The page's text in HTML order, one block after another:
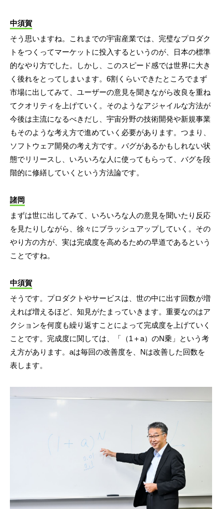
中須賀
そう思いますね。これまでの宇宙産業では、完璧なプロダク
トをつくってマーケットに投入するというのが、日本の標準
的なやり方でした。しかし、このスピード感では世界に大き
く後れをとってしまいます。6割くらいできたところでまず
市場に出してみて、ユーザーの意見を聞きながら改良を重ね
てクオリティを上げていく。そのようなアジャイルな方法が
今後は主流になるべきだし、宇宙分野の技術開発や新規事業
もそのような考え方で進めていく必要があります。つまり、
ソフトウェア開発の考え方です。バグがあるかもしれない状
態でリリースし、いろいろな人に使ってもらって、バグを段
階的に修繕していくという方法論です。
諸岡
まずは世に出してみて、いろいろな人の意見を聞いたり反応
を見たりしながら、徐々にブラッシュアップしていく。その
やり方の方が、実は完成度を高めるための早道であるという
ことですね。
中須賀
そうです。プロダクトやサービスは、世の中に出す回数が増
えれば増えるほど、知見がたまっていきます。重要なのはア
クションを何度も繰り返すことによって完成度を上げていく
ことです。完成度に関しては、「（1＋a）のN乗」という考
え方があります。aは毎回の改善度を、Nは改善した回数を
表します。